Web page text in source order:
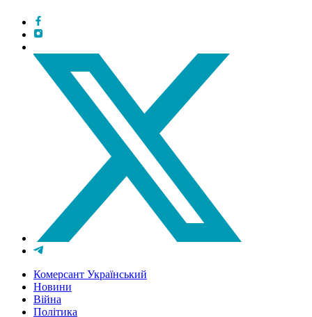
Комерсант Український
Новини
Війна
Політика